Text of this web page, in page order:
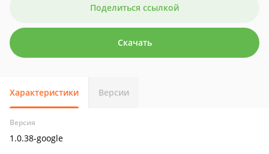
Поделиться ссылкой
Скачать
Характеристики Версии
Версия
1.0.38-google